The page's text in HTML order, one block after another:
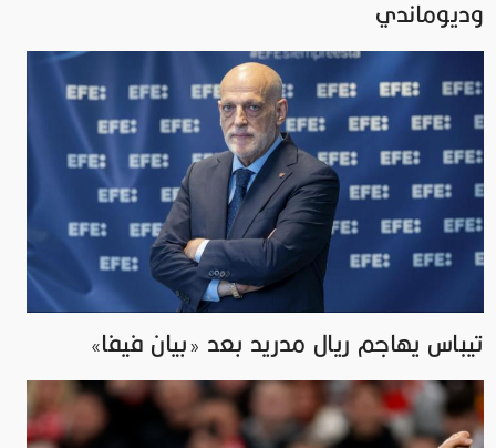
وديوماندي
تيباس يهاجم ريال مدريد بعد «بيان فيفا»